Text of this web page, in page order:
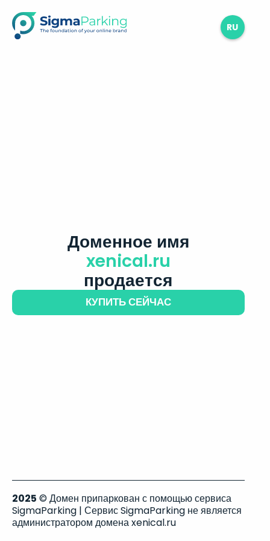
RU
Доменное имя
xenical.ru
продается
КУПИТЬ СЕЙЧАС
2025 © Домен припаркован с помощью сервиса
SigmaParking | Сервис SigmaParking не является
администратором домена xenical.ru